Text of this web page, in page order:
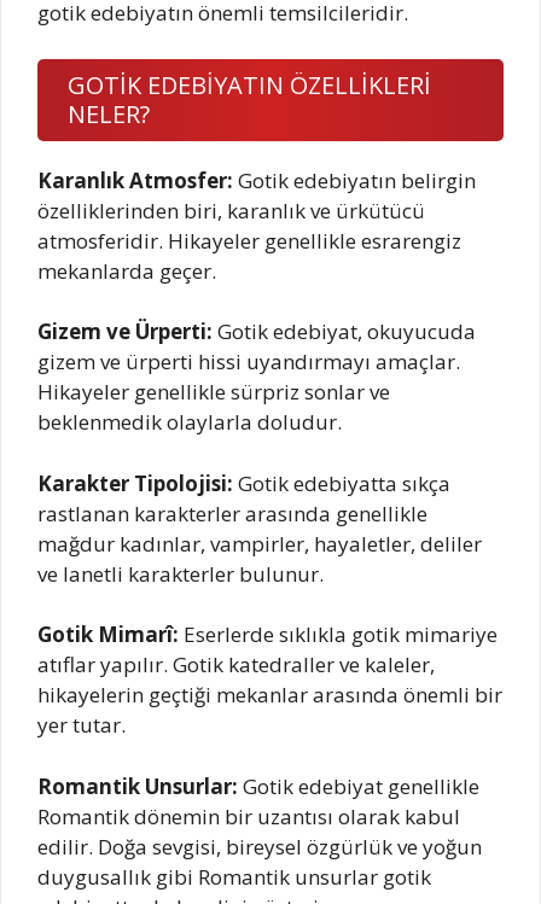
gotik edebiyatın önemli temsilcileridir.
GOTİK EDEBİYATIN ÖZELLİKLERİ
NELER?
Karanlık Atmosfer: Gotik edebiyatın belirgin
özelliklerinden biri, karanlık ve ürkütücü
atmosferidir. Hikayeler genellikle esrarengiz
mekanlarda geçer.
Gizem ve Ürperti: Gotik edebiyat, okuyucuda
gizem ve ürperti hissi uyandırmayı amaçlar.
Hikayeler genellikle sürpriz sonlar ve
beklenmedik olaylarla doludur.
Karakter Tipolojisi: Gotik edebiyatta sıkça
rastlanan karakterler arasında genellikle
mağdur kadınlar, vampirler, hayaletler, deliler
ve lanetli karakterler bulunur.
Gotik Mimarî: Eserlerde sıklıkla gotik mimariye
atıflar yapılır. Gotik katedraller ve kaleler,
hikayelerin geçtiği mekanlar arasında önemli bir
yer tutar.
Romantik Unsurlar: Gotik edebiyat genellikle
Romantik dönemin bir uzantısı olarak kabul
edilir. Doğa sevgisi, bireysel özgürlük ve yoğun
duygusallık gibi Romantik unsurlar gotik